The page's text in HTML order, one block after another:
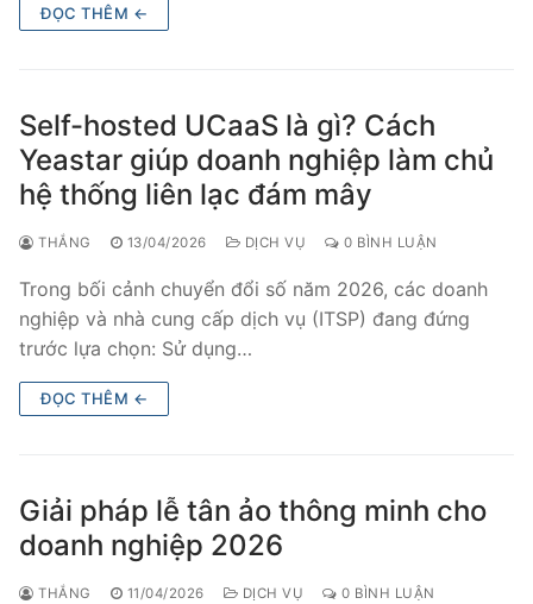
ĐỌC THÊM ←
Self-hosted UCaaS là gì? Cách
Yeastar giúp doanh nghiệp làm chủ
hệ thống liên lạc đám mây
THẮNG 13/04/2026 DỊCH VỤ 0 BÌNH LUẬN
Trong bối cảnh chuyển đổi số năm 2026, các doanh
nghiệp và nhà cung cấp dịch vụ (ITSP) đang đứng
trước lựa chọn: Sử dụng…
ĐỌC THÊM ←
Giải pháp lễ tân ảo thông minh cho
doanh nghiệp 2026
THẮNG 11/04/2026 DỊCH VỤ 0 BÌNH LUẬN